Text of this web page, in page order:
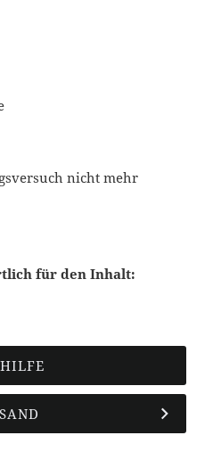
nicht mehr
für den Inhalt:
HILFE